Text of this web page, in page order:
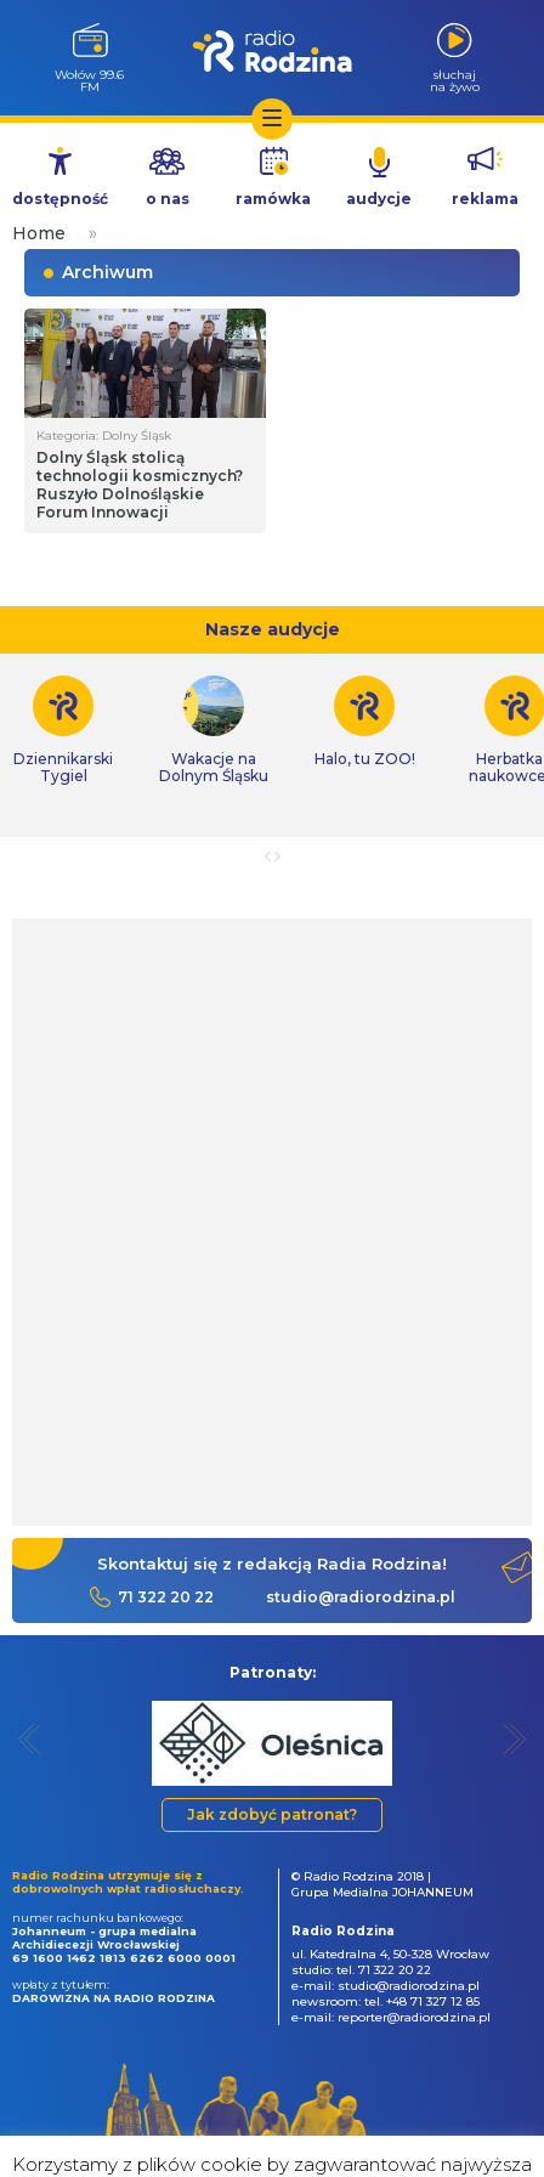
Przejdź
treści
Wołów 99.6
FM
słuchaj
na żywo
dostępność o nas ramówka audycje reklama
Home
»
Archiwum
Kategoria: Dolny Śląsk
Dolny Śląsk stolicą
technologii kosmicznych?
Ruszyło Dolnośląskie
Forum Innowacji
Nasze audycje
Dziennikarski
Tygiel
Wakacje na
Dolnym Śląsku
Halo, tu ZOO!
Skontaktuj się z redakcją Radia Rodzina!
71 322 20 22 studio@radiorodzina.pl
Patronaty:
Jak zdobyć patronat?
Radio Rodzina utrzymuje się z
dobrowolnych wpłat radiosłuchaczy.
numer rachunku bankowego:
Johanneum - grupa medialna
Archidiecezji Wrocławskiej
69 1600 1462 1813 6262 6000 0001
wpłaty z tytułem:
DAROWIZNA NA RADIO RODZINA
© Radio Rodzina 2018 |
Grupa Medialna JOHANNEUM
Radio Rodzina
ul. Katedralna 4, 50-328 Wrocław
studio: tel. 71 322 20 22
e-mail: studio@radiorodzina.pl
newsroom: tel. +48 71 327 12 85
e-mail: reporter@radiorodzina.pl
Korzystamy z plików cookie by zagwarantować najwyższa